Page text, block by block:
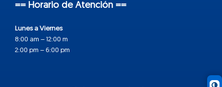
== Horario de Atención ==
Lunes a Viernes
8:00 am – 12:00 m
2:00 pm – 6:00 pm